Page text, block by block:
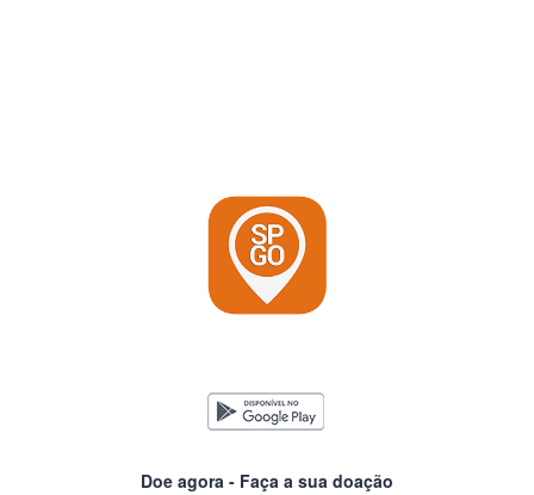
Doe agora - Faça a sua doação